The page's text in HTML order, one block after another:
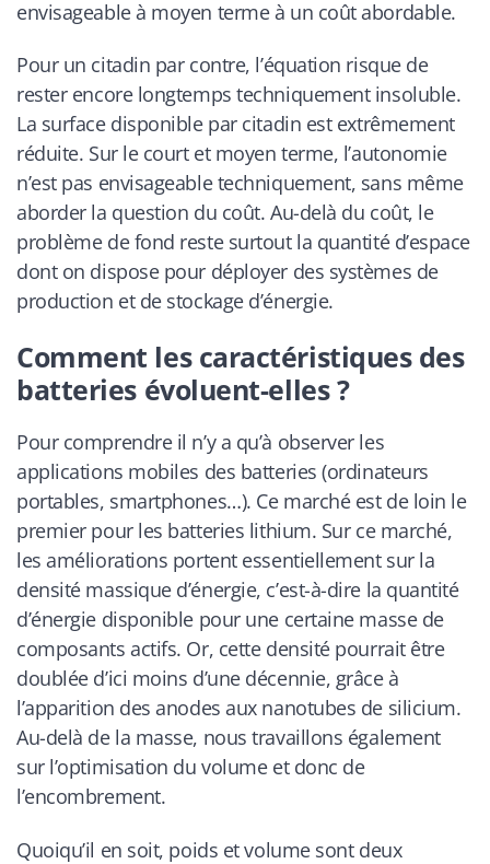
envisageable à moyen terme à un coût abordable.
Pour un citadin par contre, l’équation risque de
rester encore longtemps techniquement insoluble.
La surface disponible par citadin est extrêmement
réduite. Sur le court et moyen terme, l’autonomie
n’est pas envisageable techniquement, sans même
aborder la question du coût. Au-delà du coût, le
problème de fond reste surtout la quantité d’espace
dont on dispose pour déployer des systèmes de
production et de stockage d’énergie.
Comment les caractéristiques des
batteries évoluent-elles ?
Pour comprendre il n’y a qu’à observer les
applications mobiles des batteries (ordinateurs
portables, smartphones…). Ce marché est de loin le
premier pour les batteries lithium. Sur ce marché,
les améliorations portent essentiellement sur la
densité massique d’énergie, c’est-à-dire la quantité
d’énergie disponible pour une certaine masse de
composants actifs. Or, cette densité pourrait être
doublée d’ici moins d’une décennie, grâce à
l’apparition des anodes aux nanotubes de silicium.
Au-delà de la masse, nous travaillons également
sur l’optimisation du volume et donc de
l’encombrement.
Quoiqu’il en soit, poids et volume sont deux